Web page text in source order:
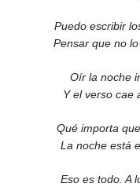
Puedo escribir
Pensar que no
Oír la noche
Y el verso cae
Qué importa
La noche está
Eso es todo. A